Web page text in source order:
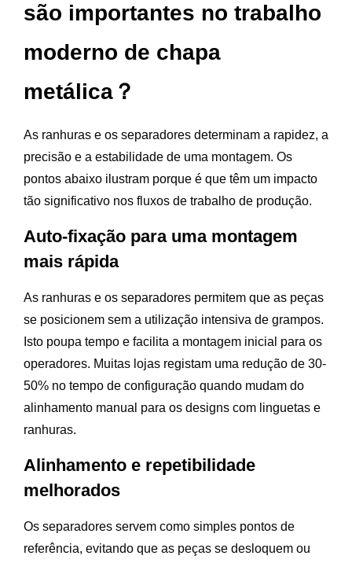
são importantes no trabalho
moderno de chapa
metálica？
As ranhuras e os separadores determinam a rapidez, a
precisão e a estabilidade de uma montagem. Os
pontos abaixo ilustram porque é que têm um impacto
tão significativo nos fluxos de trabalho de produção.
Auto-fixação para uma montagem
mais rápida
As ranhuras e os separadores permitem que as peças
se posicionem sem a utilização intensiva de grampos.
Isto poupa tempo e facilita a montagem inicial para os
operadores. Muitas lojas registam uma redução de 30-
50% no tempo de configuração quando mudam do
alinhamento manual para os designs com linguetas e
ranhuras.
Alinhamento e repetibilidade
melhorados
Os separadores servem como simples pontos de
referência, evitando que as peças se desloquem ou